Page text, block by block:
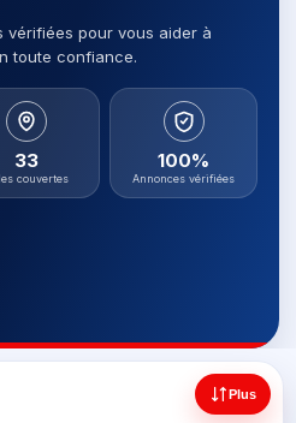
vérifiées pour vous aider à
toute confiance.
33
couvertes
100%
Annonces vérifiées
Plus